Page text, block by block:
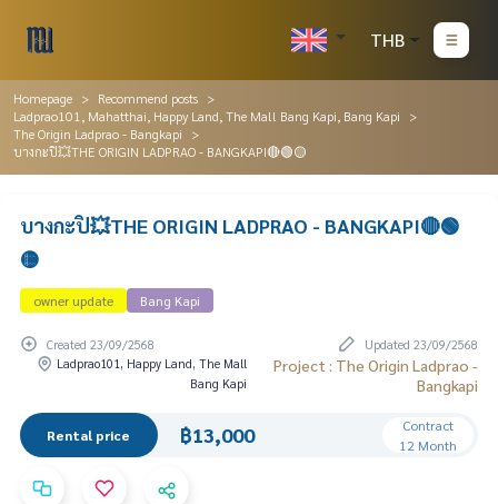
THB
Homepage
Recommend posts
Ladprao101, Mahatthai, Happy Land, The Mall Bang Kapi, Bang Kapi
The Origin Ladprao - Bangkapi
บางกะปิ💥THE ORIGIN LADPRAO - BANGKAPI🔴🟢🟡
บางกะปิ💥THE ORIGIN LADPRAO - BANGKAPI🔴🟢
🟡
owner update Bang Kapi
Created 23/09/2568
Updated 23/09/2568
Ladprao101, Happy Land, The Mall
Bang Kapi
Project : The Origin Ladprao -
Bangkapi
Rental price ฿13,000
Contract
12 Month